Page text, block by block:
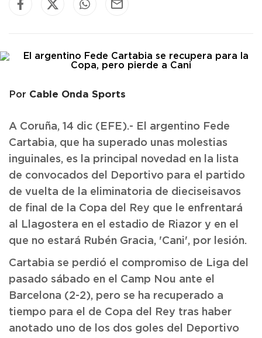
Por Cable Onda Sports
A Coruña, 14 dic (EFE).- El argentino Fede
Cartabia, que ha superado unas molestias
inguinales, es la principal novedad en la lista
de convocados del Deportivo para el partido
de vuelta de la eliminatoria de dieciseisavos
de final de la Copa del Rey que le enfrentará
al Llagostera en el estadio de Riazor y en el
que no estará Rubén Gracia, 'Cani', por lesión.
Cartabia se perdió el compromiso de Liga del
pasado sábado en el Camp Nou ante el
Barcelona (2-2), pero se ha recuperado a
tiempo para el de Copa del Rey tras haber
anotado uno de los dos goles del Deportivo